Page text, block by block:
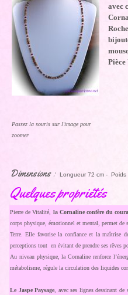
Passez la souris sur l'image pour
zoomer
avec
Pièce
Dimensions : Longueur 72 cm - Poids
Quelques propriétés
Pierre de Vitalité, la Cornaline confère du
corps physique, émotionnel et mental, permet de
Terre. Elle favorise la confiance et la maîtrise
perceptions tout en évitant de prendre ses rêves
Au niveau physique, la Cornaline renforce
métabolisme, régule la circulation des liquides
Le Jaspe Paysage , avec ses lignes dessinant